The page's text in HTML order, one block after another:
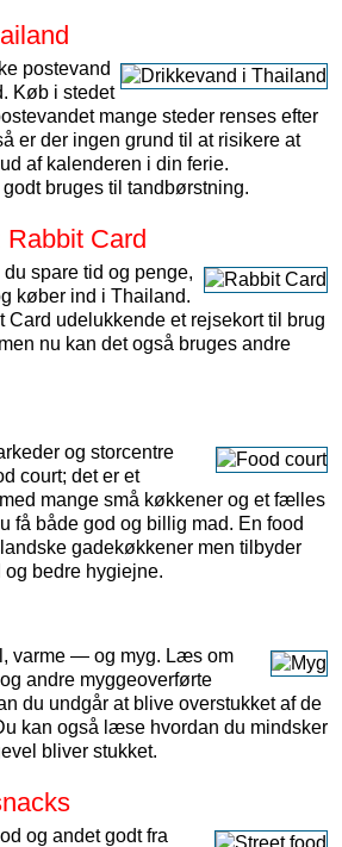
postevand
Køb i stedet
mange steder renses efter
er der ingen grund til at risikere at
af kalenderen i din ferie.
bruges til tandbørstning.
Card
spare tid og penge,
køber ind i Thailand.
Card udelukkende et rejsekort til brug
nu kan det også bruges andre
og stor­centre
court; det er et
mange små køkkener og et fælles
få både god og billig mad. En food
gadekøkkener men tilbyder
og bedre hygiejne.
varme — og myg. Læs om
andre myggeoverførte
du undgår at blive overstukket af de
kan også læse hvordan du mindsker
bliver stukket.
og andet godt fra